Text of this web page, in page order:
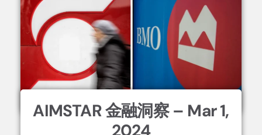
AIMSTAR 金融洞察 – Mar 1,
2024